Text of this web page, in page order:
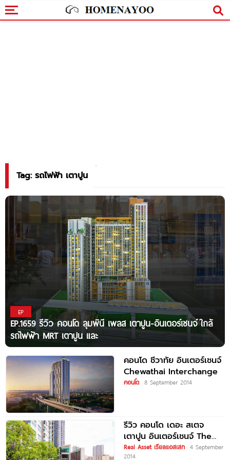
Tag: รถไฟฟ้า เตาปูน
EP
EP.1659 รีวิว คอนโด ลุมพินี เพลส เตาปูน-อินเตอร์เชนจ์ ใกล้
รถไฟฟ้า MRT เตาปูน และ
คอนโด ชีวาทัย อินเตอร์เชนจ์
Chewathai Interchange
คอนโด 8 September 2014
รีวิว คอนโด เดอะ สเตจ
เตาปูน อินเตอร์เชนจ์ The
Stage Taopoon
Real Asset เรียลแอสเสท 4 September
2014